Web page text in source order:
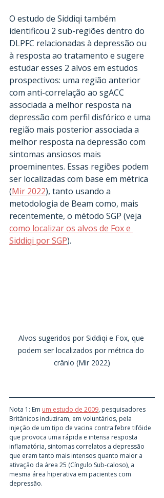
O estudo de Siddiqi também
identificou 2 sub-regiões dentro do
DLPFC relacionadas à depressão ou
à resposta ao tratamento e sugere
estudar esses 2 alvos em estudos
prospectivos: uma região anterior
com anti-correlação ao sgACC
associada a melhor resposta na
depressão com perfil disfórico e uma
região mais posterior associada a
melhor resposta na depressão com
sintomas ansiosos mais
proeminentes. Essas regiões podem
ser localizadas com base em métrica
(Mir 2022), tanto usando a
metodologia de Beam como, mais
recentemente, o método SGP (veja
como localizar os alvos de Fox e
Siddiqi por SGP).
Alvos sugeridos por Siddiqi e Fox, que
podem ser localizados por métrica do
crânio (Mir 2022)
Nota 1: Em um estudo de 2009, pesquisadores
Britânicos induziram, em voluntários, pela
injeção de um tipo de vacina contra febre tifóide
que provoca uma rápida e intensa resposta
inflamatória, sintomas correlatos a depressão
que eram tanto mais intensos quanto maior a
ativação da área 25 (Cíngulo Sub-caloso), a
mesma área hiperativa em pacientes com
depressão.